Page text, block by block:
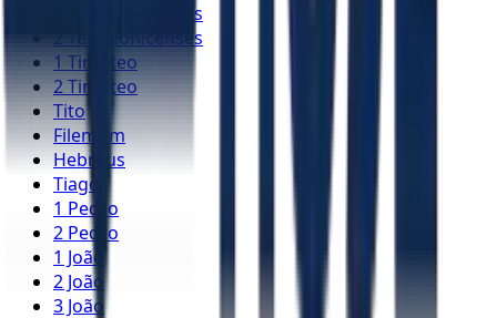
1 Tessalonicenses
2 Tessalonicenses
1 Timóteo
2 Timóteo
Tito
Filemom
Hebreus
Tiago
1 Pedro
2 Pedro
1 João
2 João
3 João